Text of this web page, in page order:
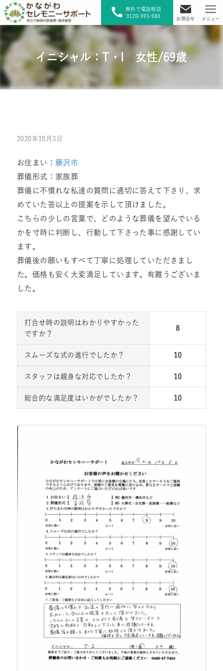
無料で電話相談
0120-993-980
お問合せ メニュー
イニシャル：T・I 女性/69歳
2020年10月3日
お住まい： 藤沢市
葬儀形式：家族葬
葬儀に不慣れな私達の質問に適切に答えて下さり、求
めていた答以上の提案を示して頂けました。
こちらの少しの言葉で、どのような葬儀を望んでいる
かを寸時に判断し、行動して下さった事に感謝してい
ます。
葬儀後の願いもすべて丁寧に処理していただきまし
た。価格も安く大変満足しています。有難うございま
した。
打合せ時の説明はわかりやすかった
ですか？
8
スムーズな式の進行でしたか？ 10
スタッフは親身な対応でしたか？ 10
総合的な満足度はいかがでしたか？ 10